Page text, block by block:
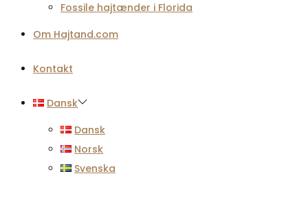
Fossile hajtænder i Florida
Om Hajtand.com
Kontakt
Dansk
Dansk
Norsk
Svenska